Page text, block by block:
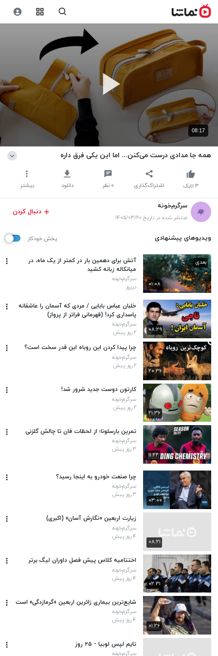
08:17
همه جا مدادی درست می‌کنن... اما این یکی فرق داره
اشتراک‌گذاری ۰ نظر دانلود بیشتر ۳ لایک
سرگرم‌خونه
منتشر شده در تاریخ ۱۴۰۵/۰۳/۲۰
دنبال کردن
ویدیوهای پیشنهادی پخش خودکار
۰۱:۰۸
بعدی
آتش برای دهمین بار در کمتر از یک ماه، در
میانکاله زبانه کشید
سرگرم‌خونه
دیروز
۰۸:۲۹
خلبان عباس بابایی / مردی که آسمان را عاشقانه
پاسداری کرد! (قهرمانی فراتر از پرواز)
سرگرم‌خونه
۲ روز پیش
۲۰:۳۶
چرا پیدا کردن این روباه این قدر سخت است؟
سرگرم‌خونه
۲ روز پیش
۲۱:۳۶
کارتون دوست جدید شرور شد!
سرگرم‌خونه
۲ روز پیش
۱۱:۲۲
تمرین بارسلونا؛ از لحظات فان تا چالش گلزنی
سرگرم‌خونه
۳ روز پیش
۰۳:۰۰
چرا صنعت خودرو به اینجا رسید؟
سرگرم‌خونه
۳ روز پیش
۰۸:۲۱
زیارت اربعین «نگارش آسان» (اکبری)
سرگرم‌خونه
۴ روز پیش
۰۲:۳۱
اختتامیه کلاس پیش فصل داوران لیگ برتر
سرگرم‌خونه
۴ روز پیش
۰۱:۲۶
شایع‌ترین بیماری زائرین اربعین «گرمازدگی» است
سرگرم‌خونه
۴ روز پیش
تایم لپس لوبیا - ۲۵ روز
سرگرم‌خونه